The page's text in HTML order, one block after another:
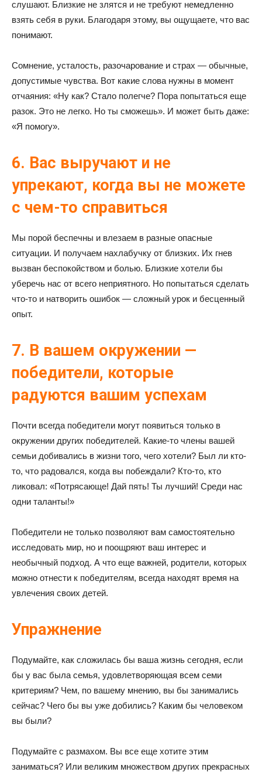
слушают. Близкие не злятся и не требуют немедленно
взять себя в руки. Благодаря этому, вы ощущаете, что вас
понимают.
Сомнение, усталость, разочарование и страх — обычные,
допустимые чувства. Вот какие слова нужны в момент
отчаяния: «Ну как? Стало полегче? Пора попытаться еще
разок. Это не легко. Но ты сможешь». И может быть даже:
«Я помогу».
6. Вас выручают и не
упрекают, когда вы не можете
с чем-то справиться
Мы порой беспечны и влезаем в разные опасные
ситуации. И получаем нахлабучку от близких. Их гнев
вызван беспокойством и болью. Близкие хотели бы
уберечь нас от всего неприятного. Но попытаться сделать
что-то и натворить ошибок — сложный урок и бесценный
опыт.
7. В вашем окружении —
победители, которые
радуются вашим успехам
Почти всегда победители могут появиться только в
окружении других победителей. Какие-то члены вашей
семьи добивались в жизни того, чего хотели? Был ли кто-
то, что радовался, когда вы побеждали? Кто-то, кто
ликовал: «Потрясающе! Дай пять! Ты лучший! Среди нас
одни таланты!»
Победители не только позволяют вам самостоятельно
исследовать мир, но и поощряют ваш интерес и
необычный подход. А что еще важней, родители, которых
можно отнести к победителям, всегда находят время на
увлечения своих детей.
Упражнение
Подумайте, как сложилась бы ваша жизнь сегодня, если
бы у вас была семья, удовлетворяющая всем семи
критериям? Чем, по вашему мнению, вы бы занимались
сейчас? Чего бы вы уже добились? Каким бы человеком
вы были?
Подумайте с размахом. Вы все еще хотите этим
заниматься? Или великим множеством других прекрасных